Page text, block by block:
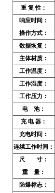
重 复 性：
响应时间：
操作方式：
数据恢复：
主体材质：
工作温度：
工作湿度：
工作压力：
电 池：
充 电 器：
充电时间：
连续工作时间：
尺 寸：
重 量：
防爆标志：